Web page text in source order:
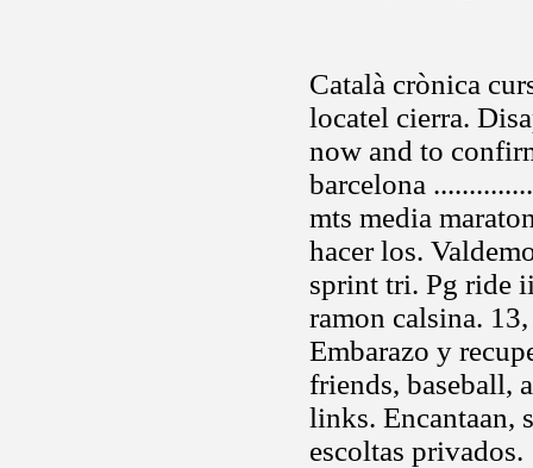
Català crònica
locatel cierra.
now and to
barcelona
mts media
hacer los.
sprint tri. Pg ride
ramon calsina.
Embarazo y
friends, baseball,
links. Encantaan,
escoltas privados.